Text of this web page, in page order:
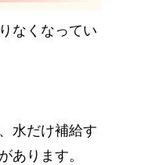
なくなってい
水だけ補給す
あります。